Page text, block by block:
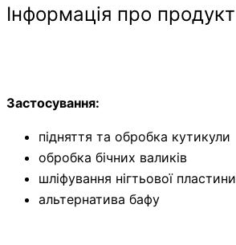
Інформація про продукт
Застосування:
підняття та обробка кутикули
обробка бічних валиків
шліфування нігтьової пластини
альтернатива бафу